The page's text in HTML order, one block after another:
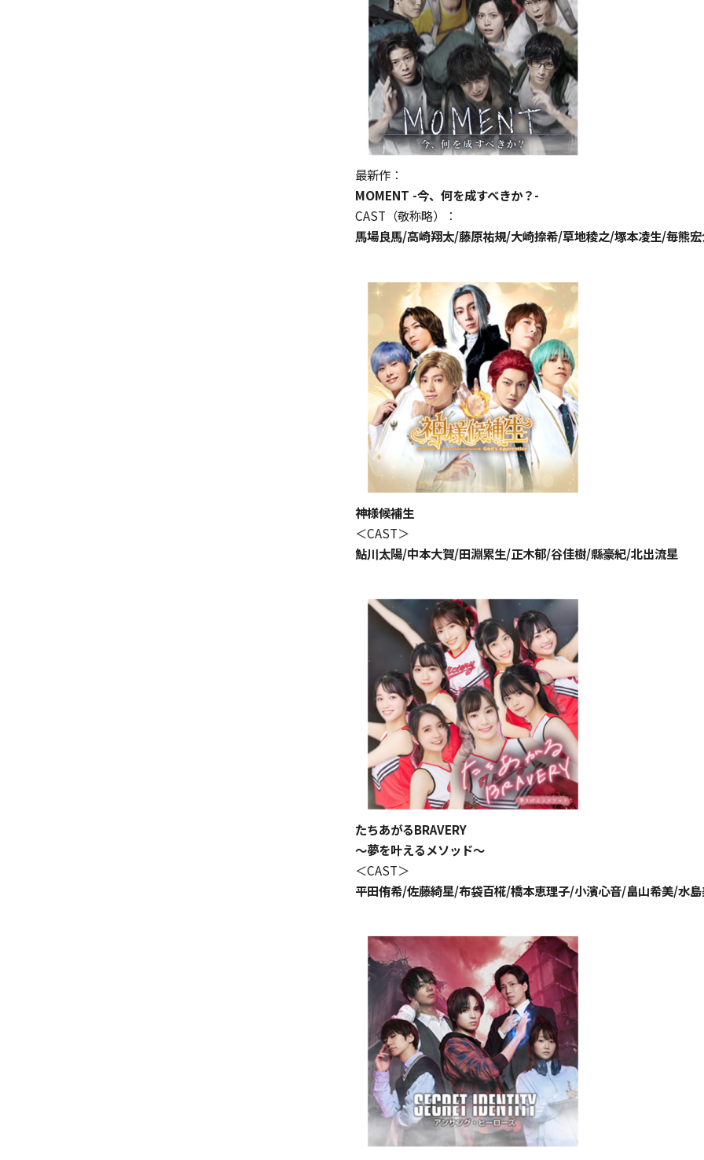
最新作：
MOMENT -今、何を成すべきか？-
CAST（敬称略）：
馬場良馬/高崎翔太/藤原祐規/大崎捺希/草地稜之/塚本凌生/毎熊
神様候補生
＜CAST＞
鮎川太陽/中本大賀/田淵累生/正木郁/谷佳樹/縣豪紀/北出流星
たちあがるBRAVERY
〜夢を叶えるメソッド〜
＜CAST＞
平田侑希/佐藤綺星/布袋百椛/橋本恵理子/小濱心音/畠山希美/水